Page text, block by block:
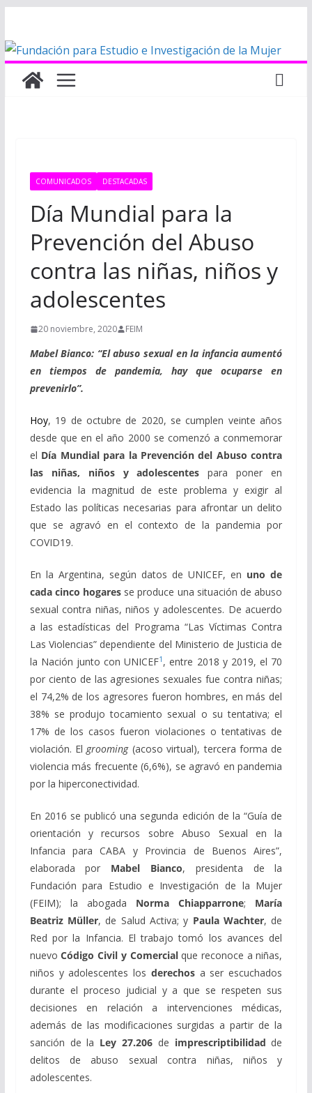
contenido
COMUNICADOS DESTACADAS
Día Mundial para la
Prevención del Abuso
contra las niñas, niños y
adolescentes
20 noviembre, 2020 FEIM
Mabel Bianco: “El abuso sexual en la infancia aumentó
en tiempos de pandemia, hay que ocuparse en
prevenirlo”.
Hoy, 19 de octubre de 2020, se cumplen veinte años
desde que en el año 2000 se comenzó a conmemorar
el Día Mundial para la Prevención del Abuso contra
las niñas, niños y adolescentes para poner en
evidencia la magnitud de este problema y exigir al
Estado las políticas necesarias para afrontar un delito
que se agravó en el contexto de la pandemia por
COVID19.
En la Argentina, según datos de UNICEF, en uno de
cada cinco hogares se produce una situación de abuso
sexual contra niñas, niños y adolescentes. De acuerdo
a las estadísticas del Programa “Las Víctimas Contra
Las Violencias” dependiente del Ministerio de Justicia de
la Nación junto con UNICEF1 , entre 2018 y 2019, el 70
por ciento de las agresiones sexuales fue contra niñas;
el 74,2% de los agresores fueron hombres, en más del
38% se produjo tocamiento sexual o su tentativa; el
17% de los casos fueron violaciones o tentativas de
violación. Elgrooming(acoso virtual), tercera forma de
violencia más frecuente (6,6%), se agravó en pandemia
por la hiperconectividad.
En 2016 se publicó una segunda edición de la “Guía de
orientación y recursos sobre Abuso Sexual en la
Infancia para CABA y Provincia de Buenos Aires”,
elaborada por Mabel Bianco, presidenta de la
Fundación para Estudio e Investigación de la Mujer
(FEIM); la abogada Norma Chiapparrone; María
Beatriz Müller, de Salud Activa; y Paula Wachter, de
Red por la Infancia. El trabajo tomó los avances del
nuevoCódigo Civil y Comercialque reconoce a niñas,
niños y adolescentes los derechos a ser escuchados
durante el proceso judicial y a que se respeten sus
decisiones en relación a intervenciones médicas,
además de las modificaciones surgidas a partir de la
sanción de la Ley 27.206de imprescriptibilidad de
delitos de abuso sexual contra niñas, niños y
adolescentes.